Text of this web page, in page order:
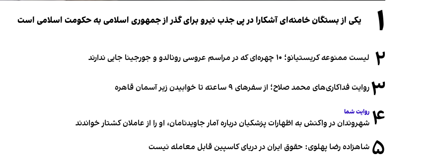
۱ یکی از بستگان خامنه‌ای آشکارا در پی جذب نیرو برای گذر از جمهوری اسلامی به حکومت اسلامی است
۲ لیست ممنوعه کریستیانو؛ ۱۰ چهره‌ای که در مراسم عروسی رونالدو و جورجینا جایی ندارند
۳روایت فداکاری‌های محمد صلاح؛ از سفرهای ۹ ساعته تا خوابیدن زیر آسمان قاهره
۴ روایت شما
شهروندان در واکنش به اظهارات پزشکیان درباره آمار جاویدنامان، او را از عاملان کشتار خواندند
۵ شاهزاده رضا پهلوی: حقوق ایران در دریای کاسپین قابل معامله نیست